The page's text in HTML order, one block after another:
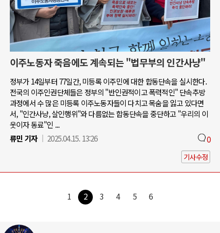
이주노동자 죽음에도 계속되는 "법무부의 인간사냥"
정부가 14일부터 77일간, 미등록 이주민에 대한 합동단속을 실시한다.
전국의 이주인권단체들은 정부의 "반인권적이고 폭력적인" 단속추방
과정에서 수 많은 미등록 이주노동자들이 다치고 목숨을 잃고 있다면
서, "인간사냥, 살인행위"와 다름없는 합동단속을 중단하고 "우리의 이
웃이자 동료"인 ...
류민 기자
2025.04.15. 13:26 0
기사수정
1 2 3 4 5 6